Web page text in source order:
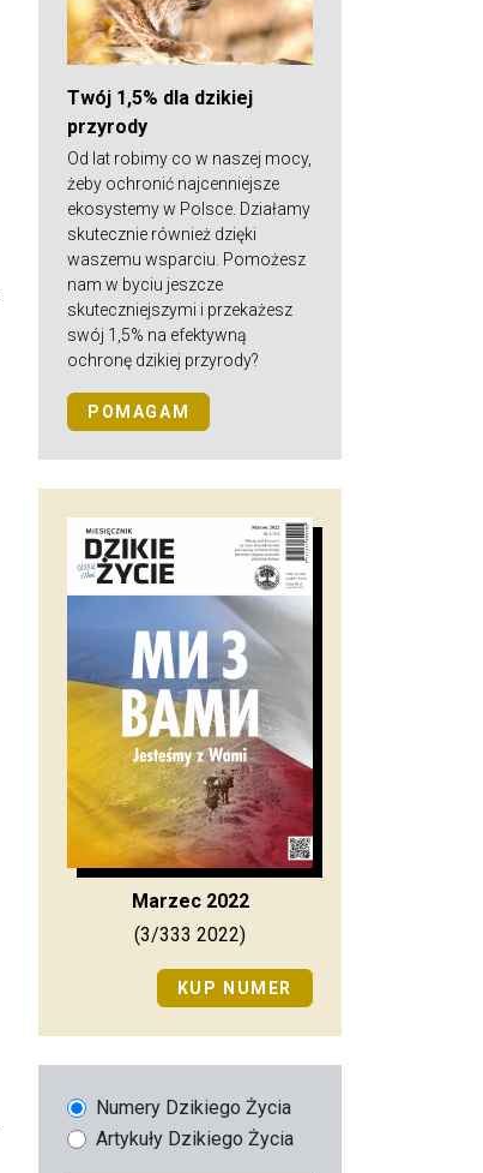
Twój 1,5% dla dzikiej
przyrody
Od lat robimy co w naszej mocy,
żeby ochronić najcenniejsze
ekosystemy w Polsce. Działamy
skutecznie również dzięki
waszemu wsparciu. Pomożesz
nam w byciu jeszcze
skuteczniejszymi i przekażesz
swój 1,5% na efektywną
ochronę dzikiej przyrody?
POMAGAM
Marzec 2022
(3/333 2022)
KUP NUMER
Numery Dzikiego Życia
Artykuły Dzikiego Życia